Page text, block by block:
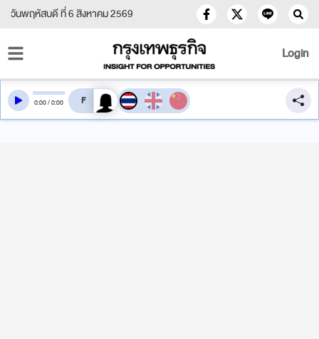
วันพฤหัสบดี ที่ 6 สิงหาคม 2569
Login
0:00/0:00 สลับเสียงอ่าน